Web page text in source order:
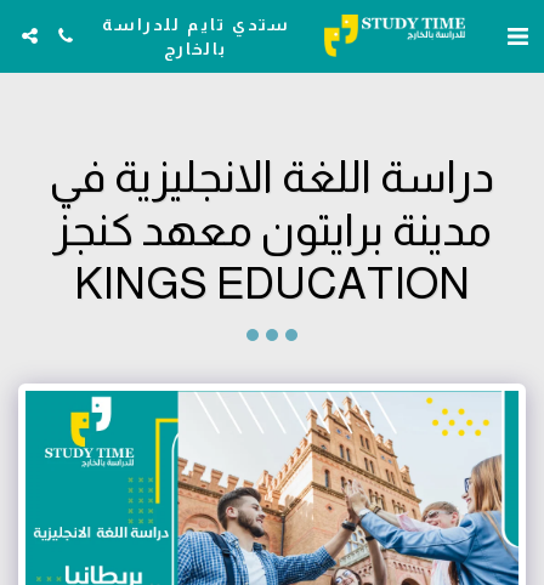
ستدي تايم للدراسة
بالخارج
دراسة اللغة الانجليزية في
مدينة برايتون معهد كنجز
KINGS EDUCATION